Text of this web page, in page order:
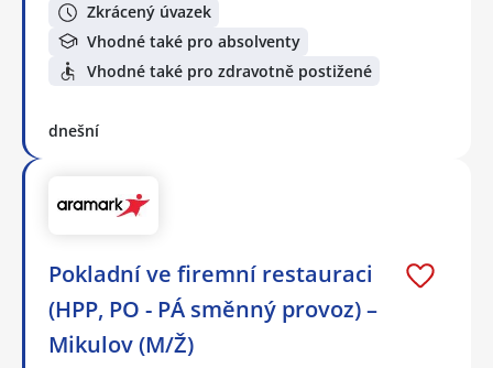
Zkrácený úvazek
Vhodné také pro absolventy
Vhodné také pro zdravotně postižené
dnešní
Pokladní ve firemní restauraci
(HPP, PO - PÁ směnný provoz) –
Mikulov (M/Ž)